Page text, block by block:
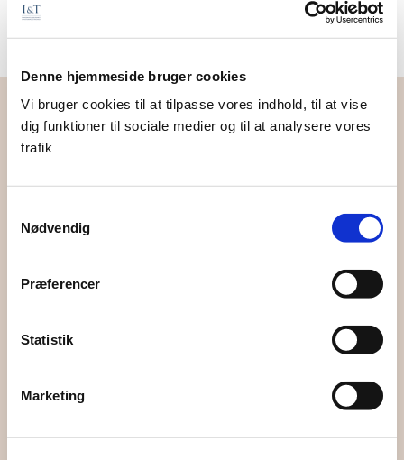
Denne hjemmeside bruger cookies
Vi bruger cookies til at tilpasse vores indhold, til at vise
dig funktioner til sociale medier og til at analysere vores
trafik
Nødvendig
Præferencer
Statistik
Marketing
Det siger vores kunder
Vi lever af tilfredse kunder. Her er, hvad nogle af vores
kunder siger om os:
Erik Bøgh Christensen, pensioneret direktør i ØK
Min første deponering hos I&T går tilbage til 1999.
Efterfølgende har jeg øget min beholdning betydeligt
baseret på deres meget tilfredsstillende formuepleje
og service. Nu er mine børn og børnebørn også kunder
Arne Nielsson, coach og foredragsholder